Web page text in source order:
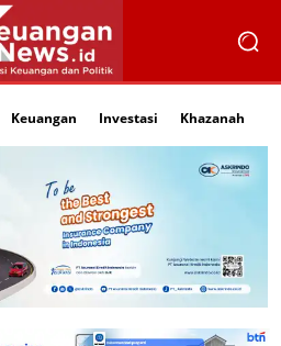
Keuangan Investasi Khazanah